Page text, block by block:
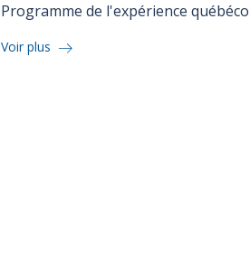
Programme de l'expérience
Voir plus